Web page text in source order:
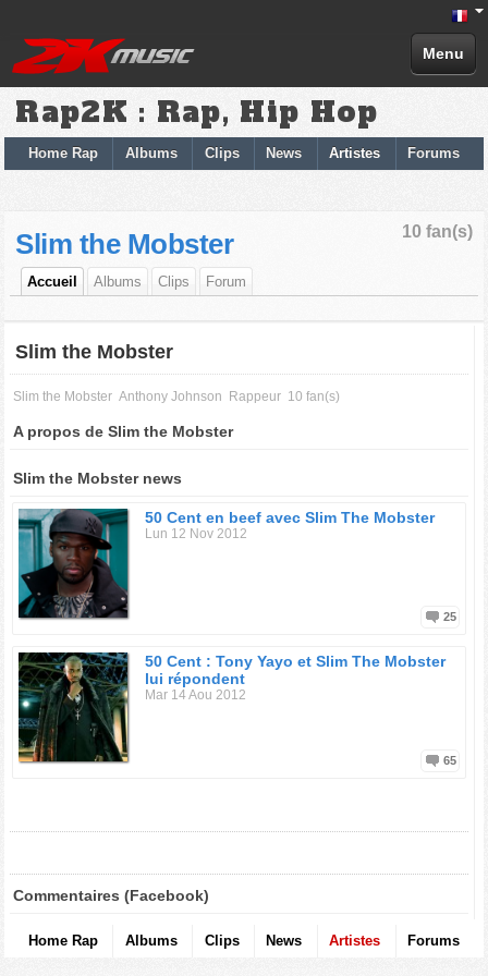
Menu
Rap2K : Rap, Hip Hop
Home Rap Albums Clips News Artistes Forums
10 fan(s)
Slim the Mobster
Accueil Albums Clips Forum
Slim the Mobster
Slim the Mobster Anthony Johnson Rappeur 10 fan(s)
A propos de Slim the Mobster
Slim the Mobster news
50 Cent en beef avec Slim The Mobster
Lun 12 Nov 2012
25
50 Cent : Tony Yayo et Slim The Mobster
lui répondent
Mar 14 Aou 2012
65
Commentaires (Facebook)
Home Rap Albums Clips News Artistes Forums